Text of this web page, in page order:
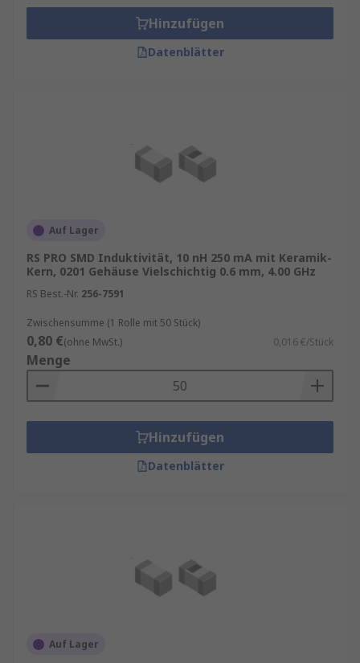
Hinzufügen
Datenblätter
Auf Lager
RS PRO SMD Induktivität, 10 nH 250 mA mit Keramik-
Kern, 0201 Gehäuse Vielschichtig 0.6 mm, 4.00 GHz
RS Best.-Nr. 256-7591
Zwischensumme (1 Rolle mit 50 Stück)
0,80 €(ohne MwSt.) 0,016 €/Stück
Menge
Hinzufügen
Datenblätter
Auf Lager